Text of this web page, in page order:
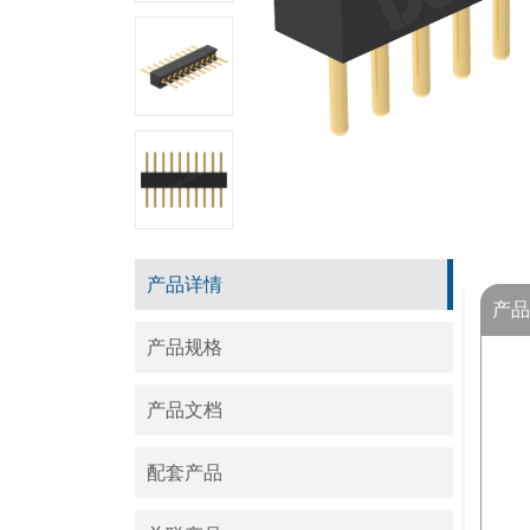
产品详情
产品规格
产品文档
配套产品
产